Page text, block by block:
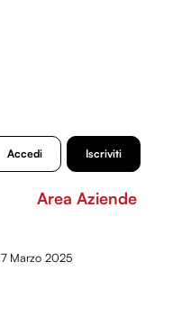
Accedi Iscriviti
Area Aziende
7 Marzo 2025